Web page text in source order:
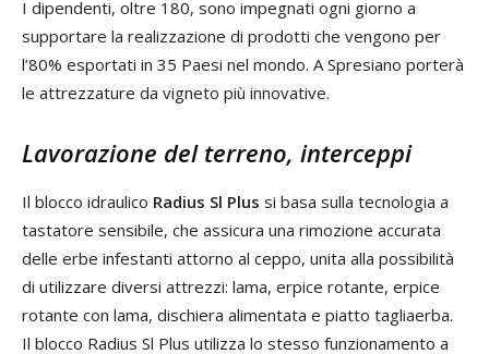
I dipendenti, oltre 180, sono impegnati ogni giorno a
supportare la realizzazione di prodotti che vengono per
l’80% esportati in 35 Paesi nel mondo. A Spresiano porterà
le attrezzature da vigneto più innovative.
Lavorazione del terreno, interceppi
Il blocco idraulico Radius Sl Plus si basa sulla tecnologia a
tastatore sensibile, che assicura una rimozione accurata
delle erbe infestanti attorno al ceppo, unita alla possibilità
di utilizzare diversi attrezzi: lama, erpice rotante, erpice
rotante con lama, dischiera alimentata e piatto tagliaerba.
Il blocco Radius Sl Plus utilizza lo stesso funzionamento a